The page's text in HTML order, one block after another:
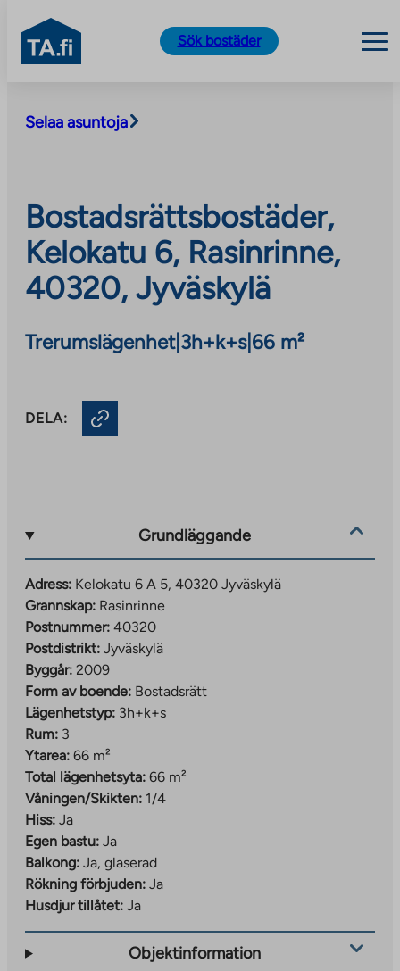
content
TA.fi
Sök bostäder
Selaa asuntoja
Bostadsrättsbostäder,
Kelokatu 6, Rasinrinne,
40320, Jyväskylä
Trerumslägenhet| 3h+k+s| 66 m²
DELA:
Grundläggande
Adress: Kelokatu 6 A 5, 40320 Jyväskylä
Grannskap: Rasinrinne
Postnummer: 40320
Postdistrikt: Jyväskylä
Byggår: 2009
Form av boende: Bostadsrätt
Lägenhetstyp: 3h+k+s
Rum: 3
Ytarea: 66 m²
Total lägenhetsyta: 66 m²
Våningen/Skikten: 1/4
Hiss: Ja
Egen bastu: Ja
Balkong: Ja, glaserad
Rökning förbjuden: Ja
Husdjur tillåtet: Ja
Objektinformation